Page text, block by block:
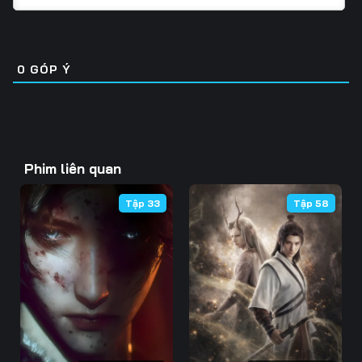
Tập 49
Tập 58
Tập 61 Tập 62 Tập 63
Tập 64 Tập 65 Tập 66
Tập 67 Tập 68 Tập 69
Tập 70 Tập 71 Tập 72
Tập 73 Tập 75
Tập 31 Tập 32 Tập 33
Tập 37 Tập 38 Tập 39
Tập 47 Tập 48
Tập 49 Tập 50 Tập 51
Tập 52 Tập 53 Tập 54
Tập 55 Tập 56 Tập 57
Tập 58 Tập 59 Tập 60
0 GÓP Ý
Phim liên quan
Tập 33 Tập 58